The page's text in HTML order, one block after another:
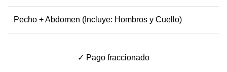
Pecho + Abdomen (Incluye: Hombros y Cuello)
✓ Pago fraccionado